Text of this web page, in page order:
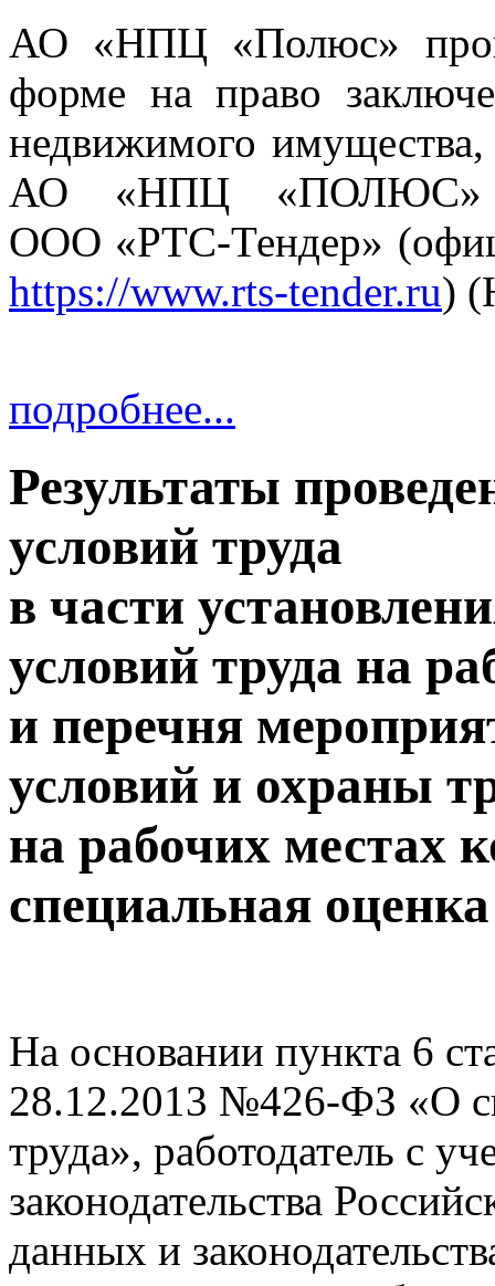
АО «НПЦ «Полюс»
форме на право
недвижимого имущества,
АО «НПЦ «ПОЛЮС»
ООО «РТС-Тендер»
https://www.rts-tender.ru)
подробнее...
Результаты
условий труда
в части
условий труда на
и перечня
условий и охраны
на рабочих местах
специальная
На основании пункта 6
28.12.2013 №426-ФЗ «О
труда», работодатель с
законодательства
данных и